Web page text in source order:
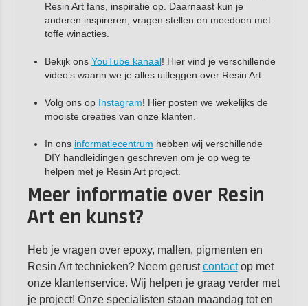
Resin Art fans, inspiratie op. Daarnaast kun je
anderen inspireren, vragen stellen en meedoen met
toffe winacties.
Bekijk ons YouTube kanaal! Hier vind je verschillende
video’s waarin we je alles uitleggen over Resin Art.
Volg ons op Instagram! Hier posten we wekelijks de
mooiste creaties van onze klanten.
In ons informatiecentrum hebben wij verschillende
DIY handleidingen geschreven om je op weg te
helpen met je Resin Art project.
Meer informatie over Resin
Art en kunst?
Heb je vragen over epoxy, mallen, pigmenten en
Resin Art technieken? Neem gerustcontactop met
onze klantenservice. Wij helpen je graag verder met
je project! Onze specialisten staan maandag tot en